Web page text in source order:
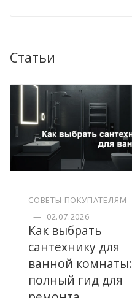
Статьи
СОВЕТЫ ПОКУПАТЕЛЯМ
— 02.07.2026
Как выбрать
сантехнику для
ванной комнаты:
полный гид для